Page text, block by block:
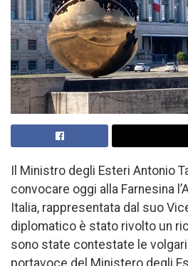
Il Ministro degli Esteri Antonio
convocare oggi alla Farnesina
Italia, rappresentata dal suo
diplomatico è stato rivolto un
sono state contestate le
portavoce del Ministero degli